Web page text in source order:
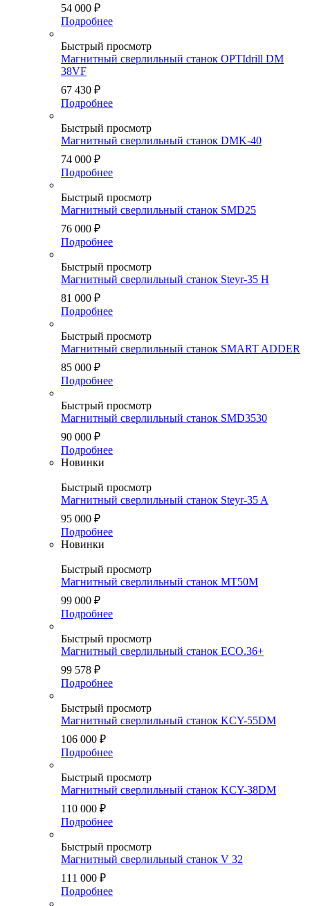
54 000 ₽
Подробнее
Быстрый просмотр
Магнитный сверлильный станок OPTIdrill DM
38VF
67 430 ₽
Подробнее
Быстрый просмотр
Магнитный сверлильный станок DMK-40
74 000 ₽
Подробнее
Быстрый просмотр
Магнитный сверлильный станок SMD25
76 000 ₽
Подробнее
Быстрый просмотр
Магнитный сверлильный станок Steyr-35 H
81 000 ₽
Подробнее
Быстрый просмотр
Магнитный сверлильный станок SMART ADDER
85 000 ₽
Подробнее
Быстрый просмотр
Магнитный сверлильный станок SMD3530
90 000 ₽
Подробнее
Новинки
Быстрый просмотр
Магнитный сверлильный станок Steyr-35 A
95 000 ₽
Подробнее
Новинки
Быстрый просмотр
Магнитный сверлильный станок MT50M
99 000 ₽
Подробнее
Быстрый просмотр
Магнитный сверлильный станок ECO.36+
99 578 ₽
Подробнее
Быстрый просмотр
Магнитный сверлильный станок KCY-55DM
106 000 ₽
Подробнее
Быстрый просмотр
Магнитный сверлильный станок KCY-38DM
110 000 ₽
Подробнее
Быстрый просмотр
Магнитный сверлильный станок V 32
111 000 ₽
Подробнее